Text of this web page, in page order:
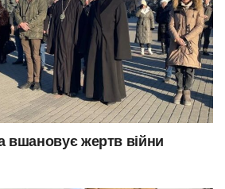
вшановує жертв війни